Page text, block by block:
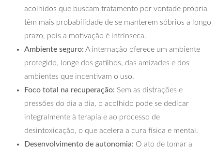
acolhidos que buscam tratamento por vontade própria
têm mais probabilidade de se manterem sóbrios a longo
prazo, pois a motivação é intrínseca.
Ambiente seguro: A internação oferece um ambiente
protegido, longe dos gatilhos, das amizades e dos
ambientes que incentivam o uso.
Foco total na recuperação: Sem as distrações e
pressões do dia a dia, o acolhido pode se dedicar
integralmente à terapia e ao processo de
desintoxicação, o que acelera a cura física e mental.
Desenvolvimento de autonomia: O ato de tomar a